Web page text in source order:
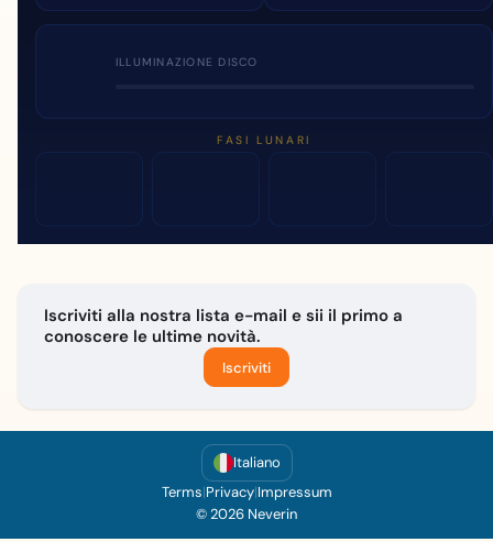
ILLUMINAZIONE DISCO
FASI LUNARI
Iscriviti alla nostra lista e-mail e sii il primo a
conoscere le ultime novità.
Iscriviti
Italiano
Terms|Privacy|Impressum
© 2026 Neverin